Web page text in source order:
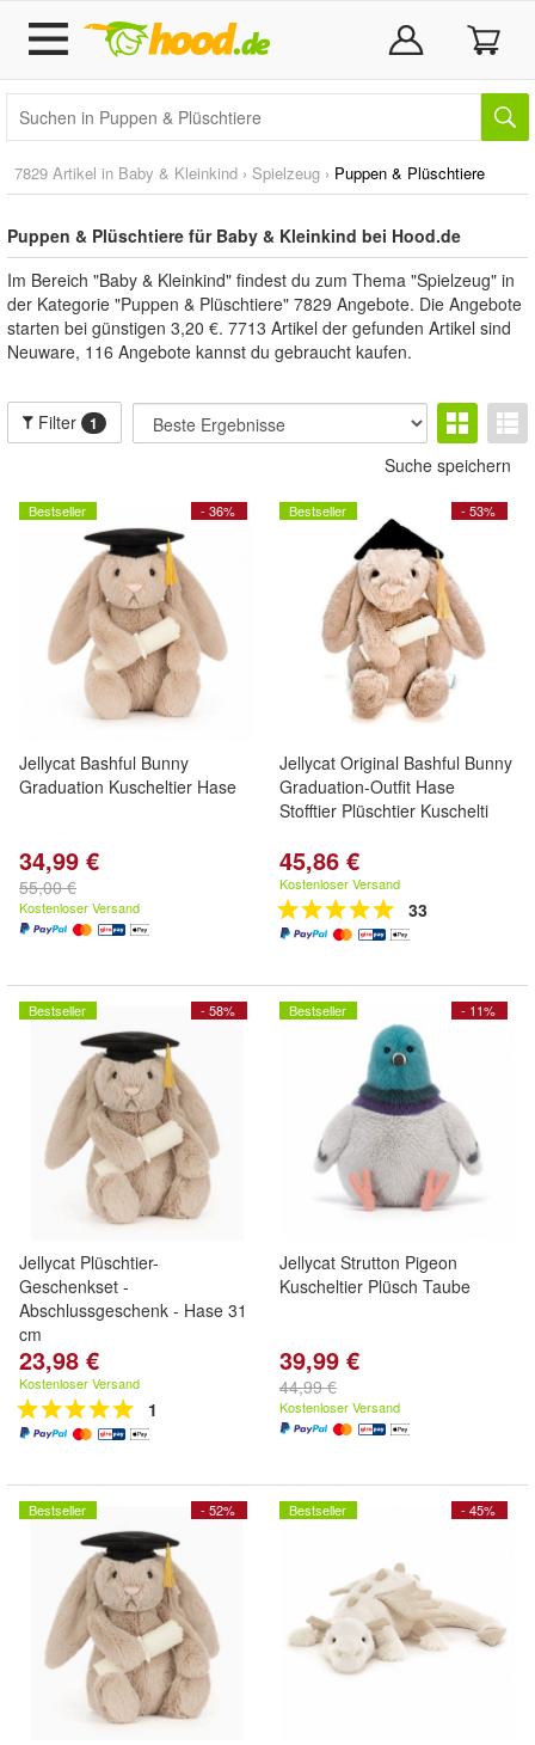
7829 Artikel in Baby & Kleinkind › Spielzeug › Puppen & Plüschtiere
Puppen & Plüschtiere für Baby & Kleinkind bei Hood.de
Im Bereich "Baby & Kleinkind" findest du zum Thema "Spielzeug" in
der Kategorie "Puppen & Plüschtiere" 7829 Angebote. Die Angebote
starten bei günstigen 3,20 €. 7713 Artikel der gefunden Artikel sind
Neuware, 116 Angebote kannst du gebraucht kaufen.
Filter 1
Suche speichern
- 36%
Bestseller
Jellycat Bashful Bunny
Graduation Kuscheltier Hase
34,99 €
55,00 €
Kostenloser Versand
- 53%
Bestseller
Jellycat Original Bashful Bunny
Graduation-Outfit Hase
Stofftier Plüschtier Kuschelti
45,86 €
Kostenloser Versand
33
- 58%
Bestseller
Jellycat Plüschtier-
Geschenkset -
Abschlussgeschenk - Hase 31
cm
23,98 €
Kostenloser Versand
1
- 11%
Bestseller
Jellycat Strutton Pigeon
Kuscheltier Plüsch Taube
39,99 €
44,99 €
Kostenloser Versand
- 52%
Bestseller - 45%
Bestseller